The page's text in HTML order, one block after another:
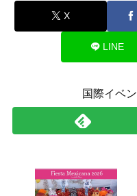
X
LINE
国際イベ